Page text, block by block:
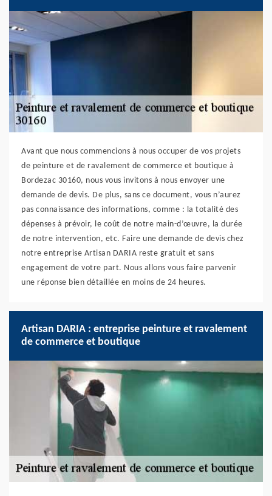
Avant que nous commencions à nous occuper de vos projets
de peinture et de ravalement de commerce et boutique à
Bordezac 30160, nous vous invitons à nous envoyer une
demande de devis. De plus, sans ce document, vous n’aurez
pas connaissance des informations, comme : la totalité des
dépenses à prévoir, le coût de notre main-d’œuvre, la durée
de notre intervention, etc. Faire une demande de devis chez
notre entreprise Artisan DARIA reste gratuit et sans
engagement de votre part. Nous allons vous faire parvenir
une réponse bien détaillée en moins de 24 heures.
Artisan DARIA : entreprise peinture et ravalement
de commerce et boutique